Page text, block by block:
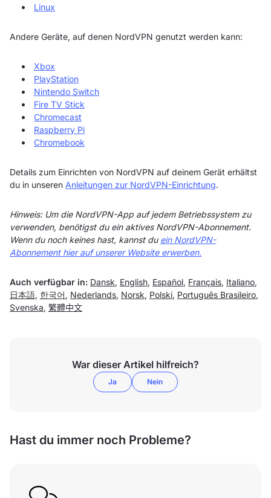
Linux
Andere Geräte, auf denen NordVPN genutzt werden kann:
Xbox
PlayStation
Nintendo Switch
Fire TV Stick
Chromecast
Raspberry Pi
Chromebook
Details zum Einrichten von NordVPN auf deinem Gerät erhältst
du in unseren Anleitungen zur NordVPN-Einrichtung.
Hinweis: Um die NordVPN-App auf jedem Betriebssystem zu
verwenden, benötigst du ein aktives NordVPN-Abonnement.
Wenn du noch keines hast, kannst du ein NordVPN-
Abonnement hier auf unserer Website erwerben.
Auch verfügbar in: Dansk, English, Español, Français, Italiano,
日本語, 한국어 , Nederlands, Norsk, Polski, Português Brasileiro,
Svenska, 繁體中文
War dieser Artikel hilfreich?
Ja Nein
Hast du immer noch Probleme?